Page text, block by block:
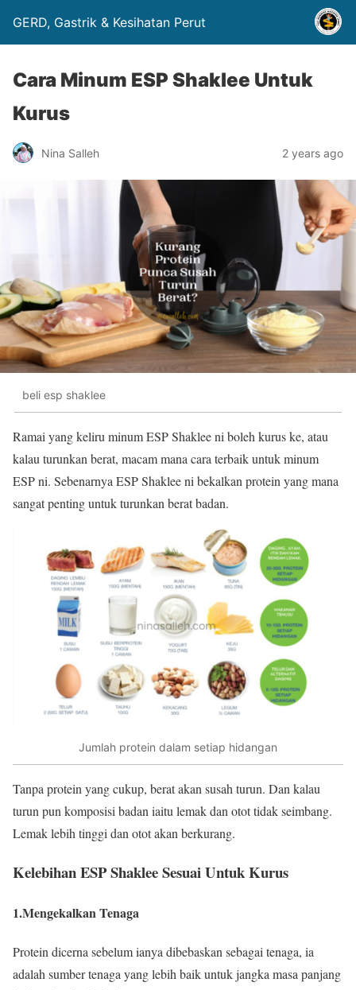
GERD, Gastrik & Kesihatan Perut
Cara Minum ESP Shaklee Untuk
Kurus
Nina Salleh 2 years ago
beli esp shaklee
Ramai yang keliru minum ESP Shaklee ni boleh kurus ke, atau
kalau turunkan berat, macam mana cara terbaik untuk minum
ESP ni. Sebenarnya ESP Shaklee ni bekalkan protein yang mana
sangat penting untuk turunkan berat badan.
Jumlah protein dalam setiap hidangan
Tanpa protein yang cukup, berat akan susah turun. Dan kalau
turun pun komposisi badan iaitu lemak dan otot tidak seimbang.
Lemak lebih tinggi dan otot akan berkurang.
Kelebihan ESP Shaklee Sesuai Untuk Kurus
1.Mengekalkan Tenaga
Protein dicerna sebelum ianya dibebaskan sebagai tenaga, ia
adalah sumber tenaga yang lebih baik untuk jangka masa panjang